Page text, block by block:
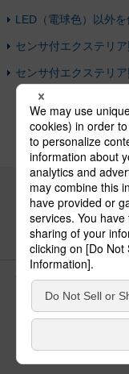
LED（電球色）以外を
センサ付エクステリア
センサ付エクステリア
パナソニッ
サイトのご利用にあたっ
パ